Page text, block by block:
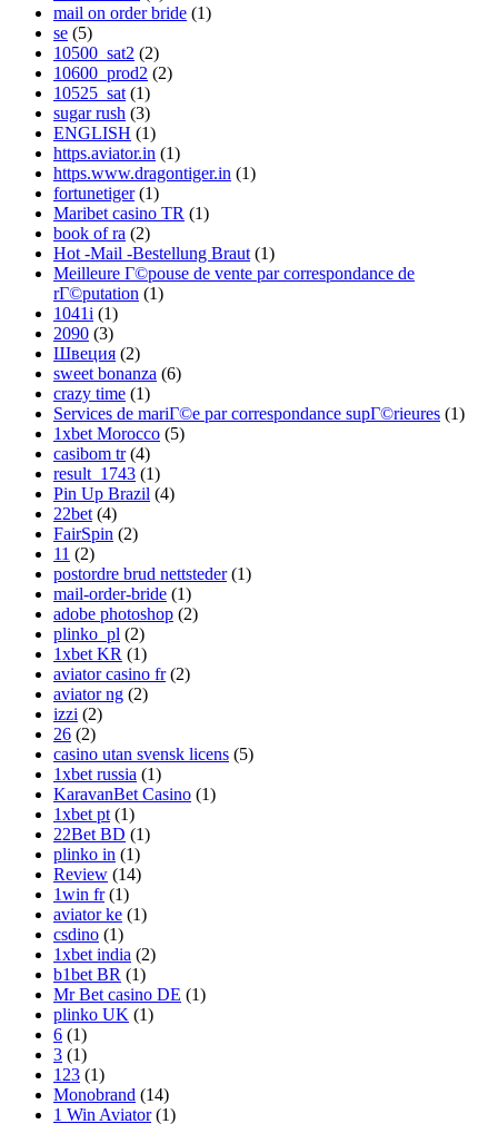
mail on order bride (1)
se (5)
10500_sat2 (2)
10600_prod2 (2)
10525_sat (1)
sugar rush (3)
ENGLISH (1)
https.aviator.in (1)
https.www.dragontiger.in (1)
fortunetiger(1)
Maribet casino TR (1)
book of ra (2)
Hot -Mail -Bestellung Braut (1)
Meilleure Г©pouse de vente par correspondance de
rГ©putation (1)
1041i (1)
2090 (3)
Швеция (2)
sweet bonanza (6)
crazy time (1)
Services de mariГ©e par correspondance supГ©rieures (1)
1xbet Morocco (5)
casibom tr(4)
result_1743 (1)
Pin Up Brazil (4)
22bet (4)
FairSpin (2)
11 (2)
postordre brud nettsteder(1)
mail-order-bride (1)
adobe photoshop (2)
plinko_pl (2)
1xbet KR (1)
aviator casino fr(2)
aviator ng (2)
izzi (2)
26 (2)
casino utan svensk licens (5)
1xbet russia (1)
KaravanBet Casino (1)
1xbet pt (1)
22Bet BD (1)
plinko in (1)
Review (14)
1win fr(1)
aviator ke (1)
csdino (1)
1xbet india (2)
b1bet BR (1)
Mr Bet casino DE (1)
plinko UK (1)
6 (1)
3 (1)
123 (1)
Monobrand (14)
1 Win Aviator(1)